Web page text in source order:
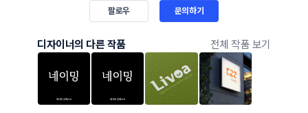
팔로우 문의하기
디자이너의 다른 작품 전체 작품 보기